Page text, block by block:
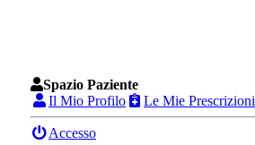
Spazio Paziente
Il Mio Profilo Le Mie Prescrizioni
Accesso